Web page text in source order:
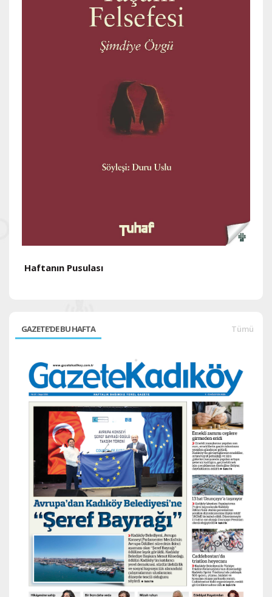
Haftanın Pusulası
GAZETE'DE BU HAFTA Tümü